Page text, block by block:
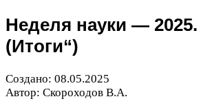
Неделя науки — 2025.
(Итоги“)
Создано: 08.05.2025
Автор: Скороходов В.А.